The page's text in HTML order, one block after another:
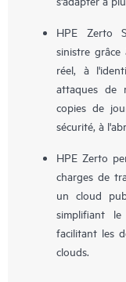
HPE Zerto
sinistre
réel, à
attaques de
copies de
sécurité, à
HPE Zerto
charges de
un cloud
simplifiant
facilitant les
clouds.